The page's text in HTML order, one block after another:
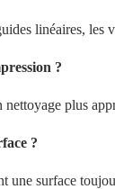
linéaires, les
?
plus
?
une surface